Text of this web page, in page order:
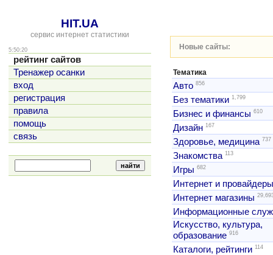
HIT.UA
сервис интернет статистики
5:50:20
рейтинг сайтов
Тренажер осанки
вход
регистрация
правила
помощь
связь
Новые сайты:
Тематика
Авто 856
Без тематики 1,799
Бизнес и финансы 610
Дизайн 167
Здоровье, медицина 737
Знакомства 113
Игры 682
Интернет и провайдеры
Интернет магазины
Информационные
Искусство, культура,
образование 916
Каталоги, рейтинги 114